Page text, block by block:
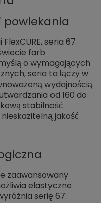
powlekania
seria 67
farb
o wymagających
seria ta łączy w
wydajnością.
od 160 do
stabilność
jakość
zaawansowany
elastyczne
serię 67: